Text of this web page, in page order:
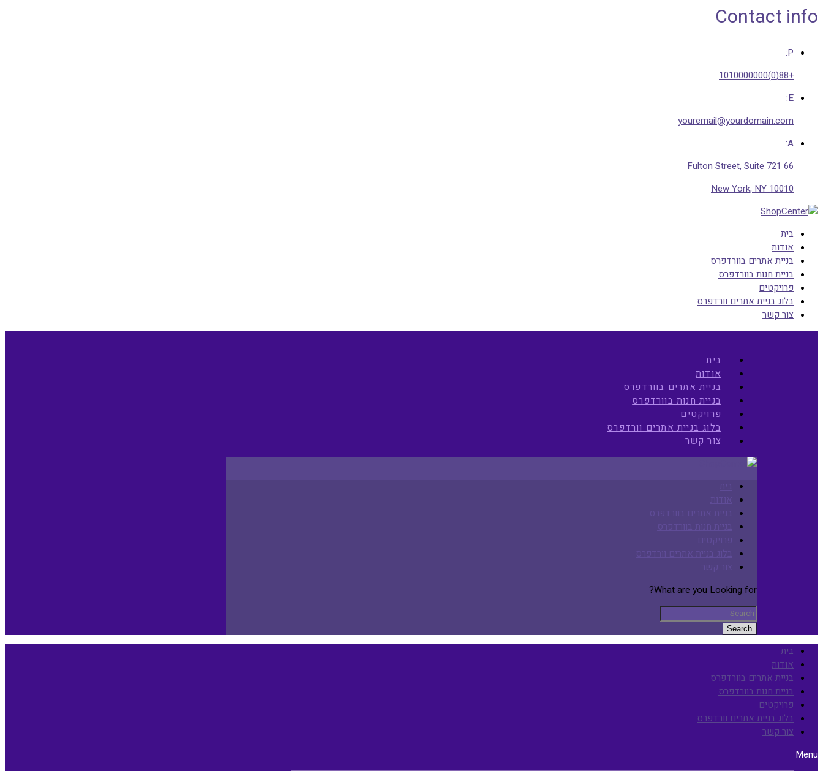
Contact info
P:
+88(0)1010000000
E:
youremail@yourdomain.com
A:
66 Fulton Street, Suite 721
New York, NY 10010
בית
אודות
בניית אתרים בוורדפרס
בניית חנות בוורדפרס
פרויקטים
בלוג בניית אתרים וורדפרס
צור קשר
בית
אודות
בניית אתרים בוורדפרס
בניית חנות בוורדפרס
פרויקטים
בלוג בניית אתרים וורדפרס
צור קשר
בית
אודות
בניית אתרים בוורדפרס
בניית חנות בוורדפרס
פרויקטים
בלוג בניית אתרים וורדפרס
צור קשר
What are you Looking for?
Search
בית
אודות
בניית אתרים בוורדפרס
בניית חנות בוורדפרס
פרויקטים
בלוג בניית אתרים וורדפרס
צור קשר
Menu